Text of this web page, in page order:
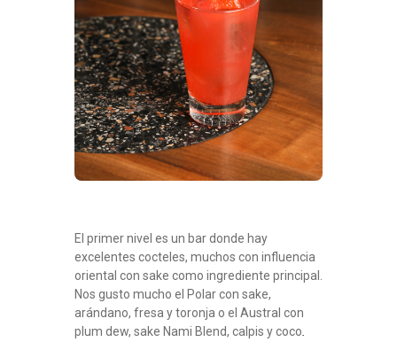
El primer nivel es un bar donde hay
excelentes cocteles, muchos con influencia
oriental con sake como ingrediente principal.
Nos gusto mucho el Polar con sake,
arándano, fresa y toronja o el Austral con
plum dew, sake Nami Blend, calpis y coco